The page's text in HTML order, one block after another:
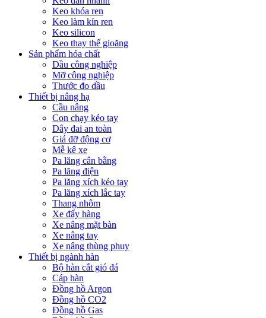
Keo khóa ren
Keo làm kín ren
Keo silicon
Keo thay thế gioăng
Sản phẩm hóa chất
Dầu công nghiệp
Mỡ công nghiệp
Thước đo dầu
Thiết bị nâng hạ
Cầu nâng
Con chạy kéo tay
Dây đai an toàn
Giá đỡ động cơ
Mễ kê xe
Pa lăng cân bằng
Pa lăng điện
Pa lăng xích kéo tay
Pa lăng xích lắc tay
Thang nhôm
Xe đẩy hàng
Xe nâng mặt bàn
Xe nâng tay
Xe nâng thùng phuy
Thiết bị ngành hàn
Bộ hàn cắt gió đá
Cáp hàn
Đồng hồ Argon
Đồng hồ CO2
Đồng hồ Gas